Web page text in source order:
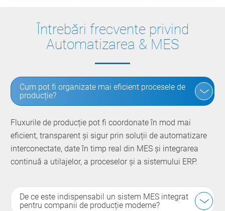
Întrebări frecvente privind
Automatizarea & MES
Cum pot fi organizate mai eficient procesele de
producție?
Fluxurile de producție pot fi coordonate în mod mai
eficient, transparent și sigur prin soluții de automatizare
interconectate, date în timp real din MES și integrarea
continuă a utilajelor, a proceselor și a sistemului ERP.
De ce este indispensabil un sistem MES integrat
pentru companii de producție moderne?